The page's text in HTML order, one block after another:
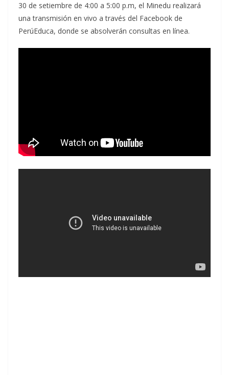
30 de setiembre de 4:00 a 5:00 p.m, el Minedu realizará
una transmisión en vivo a través del Facebook de
PerúEduca, donde se absolverán consultas en línea.